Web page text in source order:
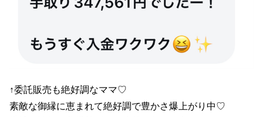
↑委託販売も絶好調なママ♡
素敵な御縁に恵まれて絶好調で豊かさ爆上がり中♡